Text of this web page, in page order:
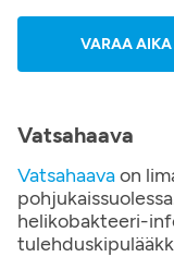
VARAA AIKA
Vatsahaava
Vatsahaavaon
helikobakteeri-